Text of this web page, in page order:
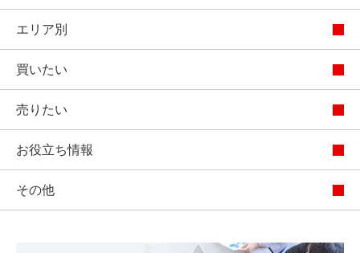
エリア別
買いたい
売りたい
お役立ち情報
その他